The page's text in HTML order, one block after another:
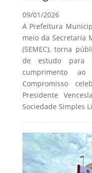
09/01/2026
A Prefeitura
meio da Secretaria
(SEMEC), torna
de estudo para
cumprimento
Compromisso
Presidente
Sociedade Simples